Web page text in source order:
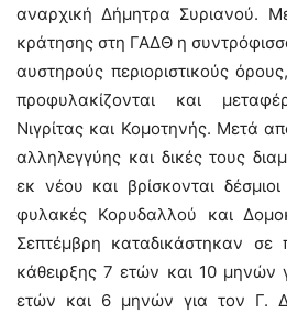
αναρχική Δήμητρα Συριανού.
κράτησης στη ΓΑΔΘ η
αυστηρούς περιοριστικούς
προφυλακίζονται και
Νιγρίτας και Κομοτηνής. Μετά
αλληλεγγύης και δικές τους
εκ νέου και βρίσκονται
φυλακές Κορυδαλλού και
Σεπτέμβρη καταδικάστηκαν
κάθειρξης 7 ετών και 10 μηνών
ετών και 6 μηνών για τον Γ.